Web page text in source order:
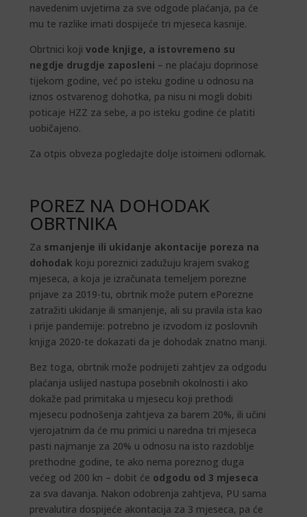
navedenim uvjetima za sve odgode plaćanja, pa će
mu te razlike imati dospijeće tri mjeseca kasnije.
Obrtnici kojivode knjige, a istovremeno su
negdje drugdje zaposleni – ne plaćaju doprinose
tijekom godine, već po isteku godine u odnosu na
iznos ostvarenog dohotka, pa nisu ni mogli dobiti
poticaje HZZ za sebe, a po isteku godine će platiti
uobičajeno.
Za otpis obveza pogledajte dolje istoimeni odlomak.
POREZ NA DOHODAK
OBRTNIKA
Za smanjenje ili ukidanje akontacije poreza na
dohodak koju poreznici zadužuju krajem svakog
mjeseca, a koja je izračunata temeljem porezne
prijave za 2019-tu, obrtnik može putem ePorezne
zatražiti ukidanje ili smanjenje, ali su pravila ista kao
i prije pandemije: potrebno je izvodom iz poslovnih
knjiga 2020-te dokazati da je dohodak znatno manji.
Bez toga, obrtnik može podnijeti zahtjev za odgodu
plaćanja uslijed nastupa posebnih okolnosti i ako
dokaže pad primitaka u mjesecu koji prethodi
mjesecu podnošenja zahtjeva za barem 20%, ili učini
vjerojatnim da će mu primici u naredna tri mjeseca
pasti najmanje za 20% u odnosu na isto razdoblje
prethodne godine, te ako nema poreznog duga
većeg od 200 kn – dobit će odgodu od 3 mjeseca
za sva davanja. Nakon odobrenja zahtjeva, PU sama
prevalutira dospijeće akontacija za 3 mjeseca, pa će